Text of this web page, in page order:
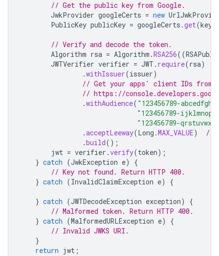
// Get the public key from Google.
JwkProvider googleCerts = new
PublicKey publicKey = googleCerts .get(
// Verify and decode the token.
Algorithm rsa = Algorithm .RSA256((
JWTVerifier verifier = JWT . require(rsa)
.withIssuer(issuer)
// Get your apps' client IDs from
// https://
.withAudience( "123456789-
"123456789-
"123456789-
.acceptLeeway(Long .MAX_VALUE)
//
.build();
jwt = verifier .verify(token);
} catch (JwkException e)
{
// Key not found. Return HTTP 400.
} catch (InvalidClaimException e) {
} catch (JWTDecodeException exception)
{
// Malformed token. Return HTTP 400.
} catch (MalformedURLException e)
{
// Invalid JWKS URI.
}
return jwt ;